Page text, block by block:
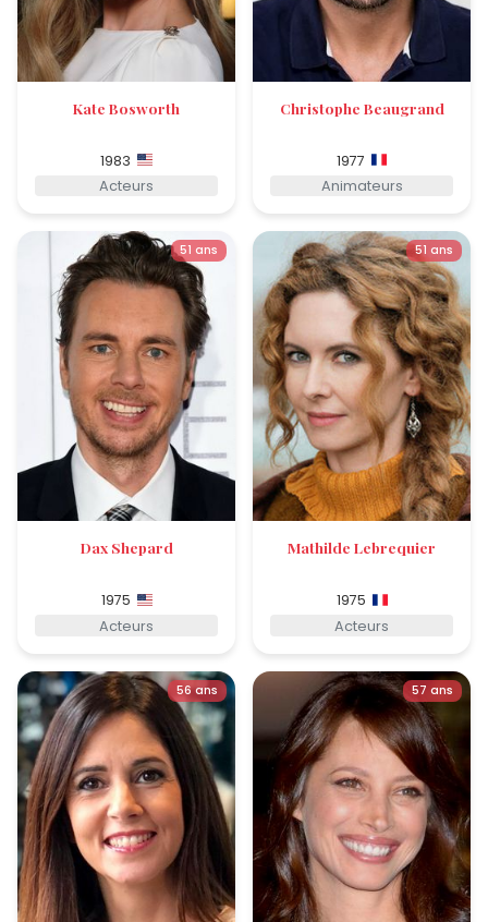
Kate Bosworth
1983
Acteurs
Christophe Beaugrand
1977
Animateurs
51 ans
Dax Shepard
1975
Acteurs
51 ans
Mathilde Lebrequier
1975
Acteurs
56 ans 57 ans